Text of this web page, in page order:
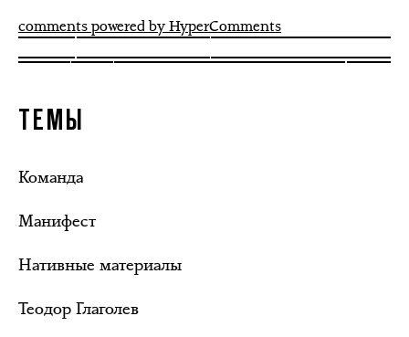
comments powered by HyperComments
ТЕМЫ
Команда
Манифест
Нативные материалы
Теодор Глаголев